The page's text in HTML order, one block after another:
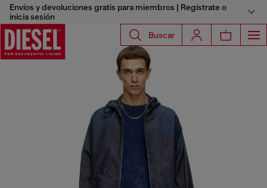
Envíos y devoluciones gratis para miembros | Regístrate o
inicia sesión
Buscar